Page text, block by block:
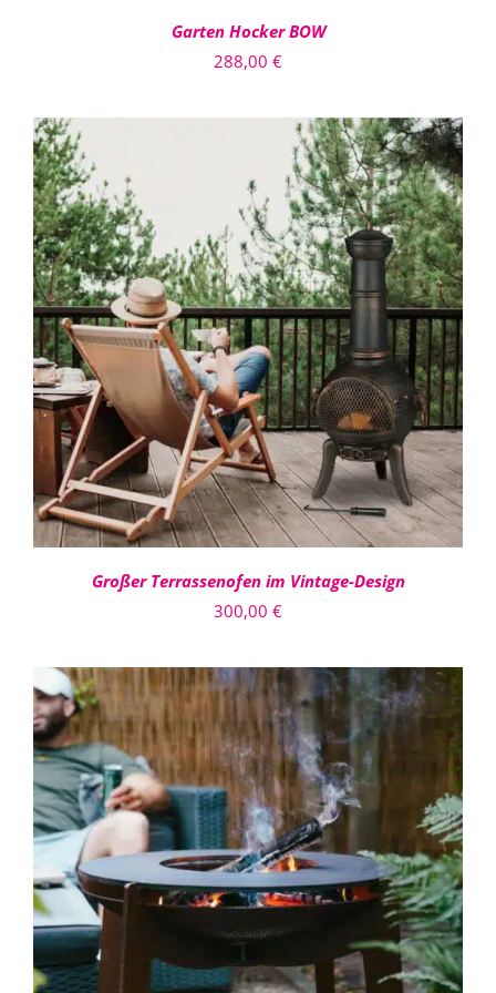
Garten Hocker BOW
288,00 €
IN DEN WARENKORB
DETAILS
Großer Terrassenofen im Vintage-Design
300,00 €
IN DEN WARENKORB
/
DETAILS